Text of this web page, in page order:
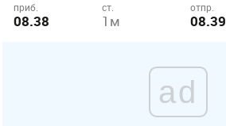
приб.
08.38
ст.
1м
отпр.
08.39
ad